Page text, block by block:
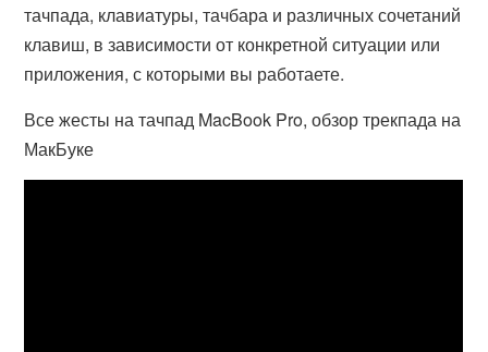
тачпада, клавиатуры, тачбара и различных сочетаний
клавиш, в зависимости от конкретной ситуации или
приложения, с которыми вы работаете.
Все жесты на тачпад MacBook Pro, обзор трекпада на
МакБуке